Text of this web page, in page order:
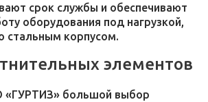
срок службы и обеспечивают
оборудования под нагрузкой,
стальным корпусом.
элементов
«ГУРТИЗ» большой выбор